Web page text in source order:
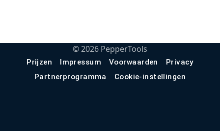
©2026 PepperTools
Prijzen Impressum Voorwaarden
Privacy
Partnerprogramma
Cookie-instellingen